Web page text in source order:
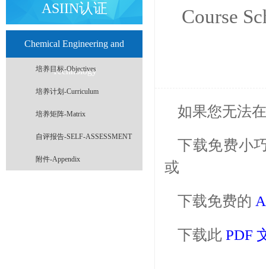
ASIIN认证
Chemical Engineering and
Technology
培养目标-Objectives
培养计划-Curriculum
培养矩阵-Matrix
自评报告-SELF-ASSESSMENT
附件-Appendix
Course
如果您无法
下载免费小
或
下载免费的
下载此 PDF